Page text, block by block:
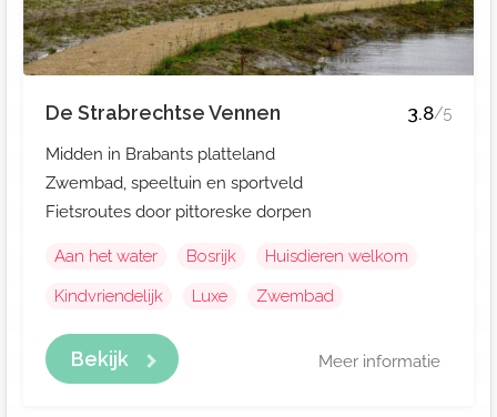
De Strabrechtse Vennen 3.8/5
Midden in Brabants platteland
Zwembad, speeltuin en sportveld
Fietsroutes door pittoreske dorpen
Aan het water Bosrijk
Huisdieren welkom
Kindvriendelijk
Luxe Zwembad
Bekijk Meer informatie